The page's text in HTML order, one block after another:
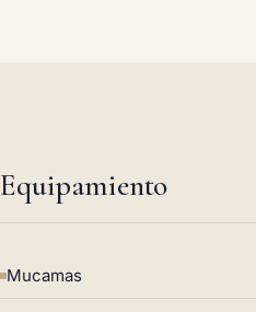
Equipamiento
Mucamas